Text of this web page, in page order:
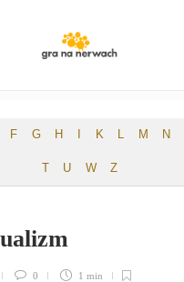
Słownik pojęć
F G H K L M N
U W Z
0 1 min